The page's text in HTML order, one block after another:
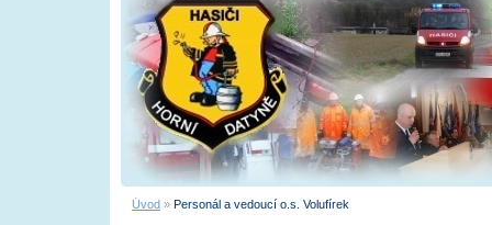
Úvod » Personál a vedoucí o.s. Volufírek